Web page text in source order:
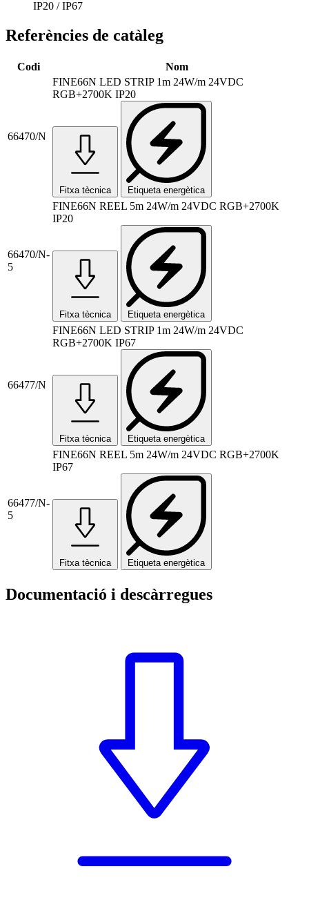
IP20 / IP67
Referències de catàleg
Codi Nom
66470/N
FINE66N LED STRIP 1m 24W/m 24VDC
RGB+2700K IP20
Fitxa tècnica Etiqueta energètica
66470/N-
5
FINE66N REEL 5m 24W/m 24VDC RGB+2700K
IP20
Fitxa tècnica Etiqueta energètica
66477/N
FINE66N LED STRIP 1m 24W/m 24VDC
RGB+2700K IP67
Fitxa tècnica Etiqueta energètica
66477/N-
5
FINE66N REEL 5m 24W/m 24VDC RGB+2700K
IP67
Fitxa tècnica Etiqueta energètica
Documentació i descàrregues